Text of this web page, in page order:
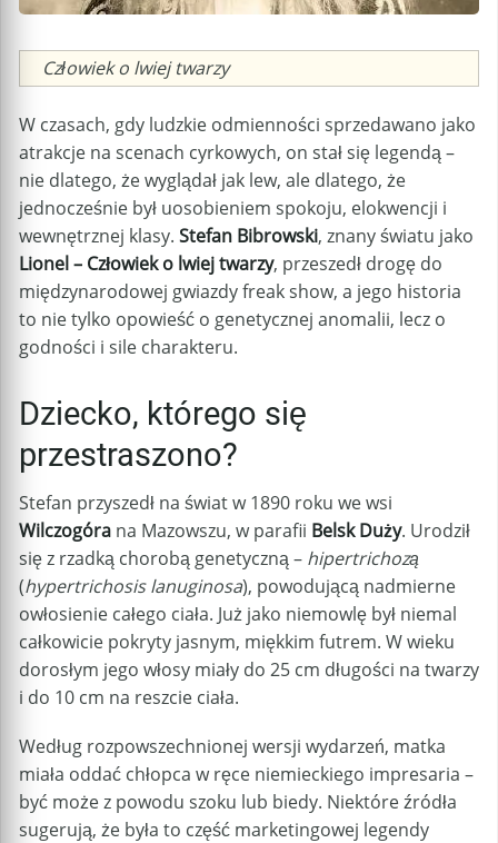
Caption
Człowiek o lwiej twarzy
W czasach, gdy ludzkie odmienności sprzedawano jako
atrakcje na scenach cyrkowych, on stał się legendą –
nie dlatego, że wyglądał jak lew, ale dlatego, że
jednocześnie był uosobieniem spokoju, elokwencji i
wewnętrznej klasy. Stefan Bibrowski, znany światu jako
Lionel – Człowiek o lwiej twarzy, przeszedł drogę do
międzynarodowej gwiazdy freak show, a jego historia
to nie tylko opowieść o genetycznej anomalii, lecz o
godności i sile charakteru.
Dziecko, którego się
przestraszono?
Stefan przyszedł na świat w 1890 roku we wsi
Wilczogóra na Mazowszu, w parafii Belsk Duży. Urodził
się z rzadką chorobą genetyczną – hipertrichozą
(hypertrichosis lanuginosa), powodującą nadmierne
owłosienie całego ciała. Już jako niemowlę był niemal
całkowicie pokryty jasnym, miękkim futrem. W wieku
dorosłym jego włosy miały do 25 cm długości na twarzy
i do 10 cm na reszcie ciała.
Według rozpowszechnionej wersji wydarzeń, matka
miała oddać chłopca w ręce niemieckiego impresaria –
być może z powodu szoku lub biedy. Niektóre źródła
sugerują, że była to część marketingowej legendy